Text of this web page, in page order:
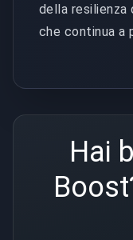
della resilienza
che continua a
Hai